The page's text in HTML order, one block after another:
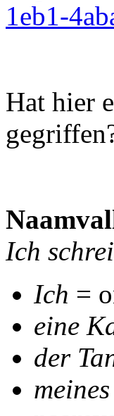
1eb1-
Hat hier
Ich
Ich =
eine
der